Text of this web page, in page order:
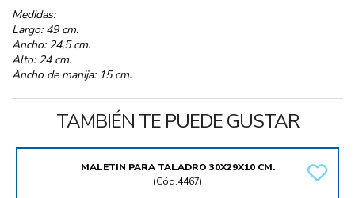
Medidas:
Largo: 49 cm.
Ancho: 24,5 cm.
Alto: 24 cm.
Ancho de manija: 15 cm.
TAMBIÉN TE PUEDE GUSTAR
MALETIN PARA TALADRO 30X29X10 CM.
(Cód.4467)